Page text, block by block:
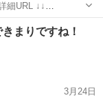
まりですね！
3月24日